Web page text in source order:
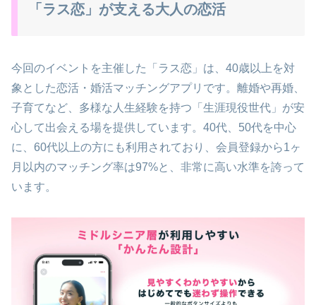
「ラス恋」が支える大人の恋活
今回のイベントを主催した「ラス恋」は、40歳以上を対
象とした恋活・婚活マッチングアプリです。離婚や再婚、
子育てなど、多様な人生経験を持つ「生涯現役世代」が安
心して出会える場を提供しています。40代、50代を中心
に、60代以上の方にも利用されており、会員登録から1ヶ
月以内のマッチング率は97%と、非常に高い水準を誇って
います。